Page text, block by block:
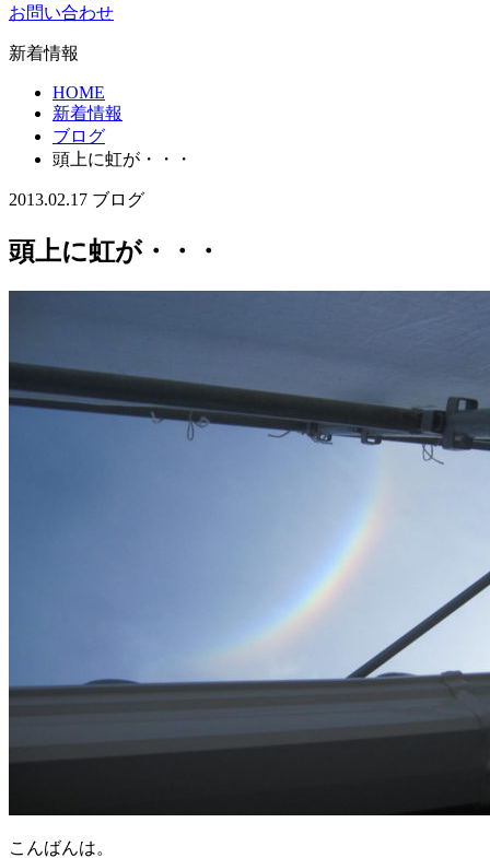
お問い合わせ
新着情報
HOME
新着情報
ブログ
頭上に虹が・・・
2013.02.17 ブログ
頭上に虹が・・・
こんばんは。